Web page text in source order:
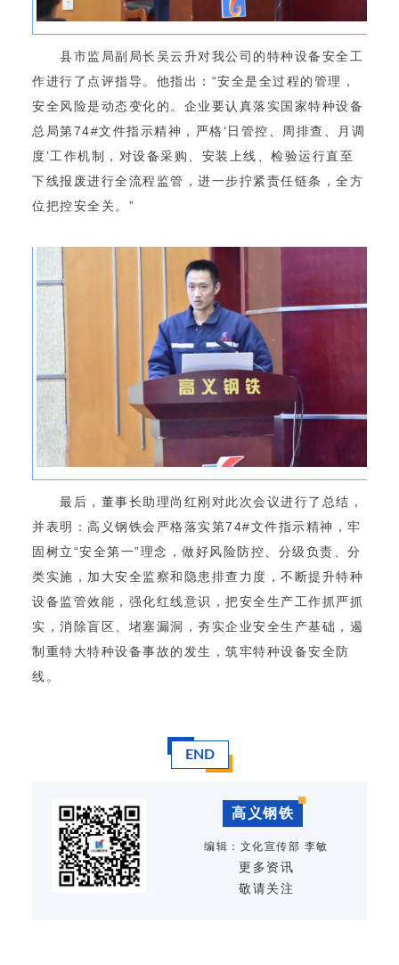
县市监局副局长吴云升对我公司的特种设备安全工
作进行了点评指导。他指出：“安全是全过程的管理，
安全风险是动态变化的。企业要认真落实国家特种设备
总局第74#文件指示精神，严格‘日管控、周排查、月调
度’工作机制，对设备采购、安装上线、检验运行直至
下线报废进行全流程监管，进一步拧紧责任链条，全方
位把控安全关。”
最后，董事长助理尚红刚对此次会议进行了总结，
并表明：高义钢铁会严格落实第74#文件指示精神，牢
固树立“安全第一”理念，做好风险防控、分级负责、分
类实施，加大安全监察和隐患排查力度，不断提升特种
设备监管效能，强化红线意识，把安全生产工作抓严抓
实，消除盲区、堵塞漏洞，夯实企业安全生产基础，遏
制重特大特种设备事故的发生，筑牢特种设备安全防
线。
END
高义钢铁
编辑：文化宣传部 李敏
更多资讯
敬请关注